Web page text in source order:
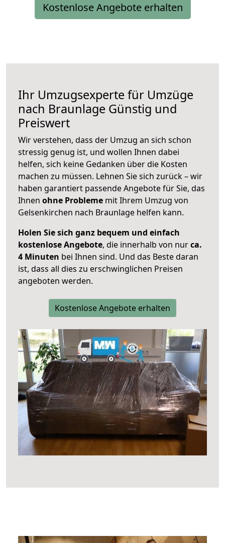
Kostenlose Angebote erhalten
Ihr Umzugsexperte für Umzüge
nach Braunlage Günstig und
Preiswert
Wir verstehen, dass der Umzug an sich schon
stressig genug ist, und wollen Ihnen dabei
helfen, sich keine Gedanken über die Kosten
machen zu müssen. Lehnen Sie sich zurück – wir
haben garantiert passende Angebote für Sie, das
Ihnen ohne Probleme mit Ihrem Umzug von
Gelsenkirchen nach Braunlage helfen kann.
Holen Sie sich ganz bequem und einfach
kostenlose Angebote, die innerhalb von nurca.
4 Minuten bei Ihnen sind. Und das Beste daran
ist, dass all dies zu erschwinglichen Preisen
angeboten werden.
Kostenlose Angebote erhalten